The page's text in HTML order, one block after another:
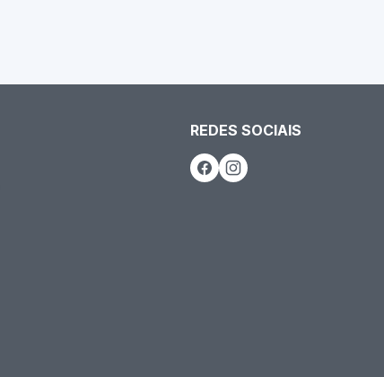
REDES SOCIAIS